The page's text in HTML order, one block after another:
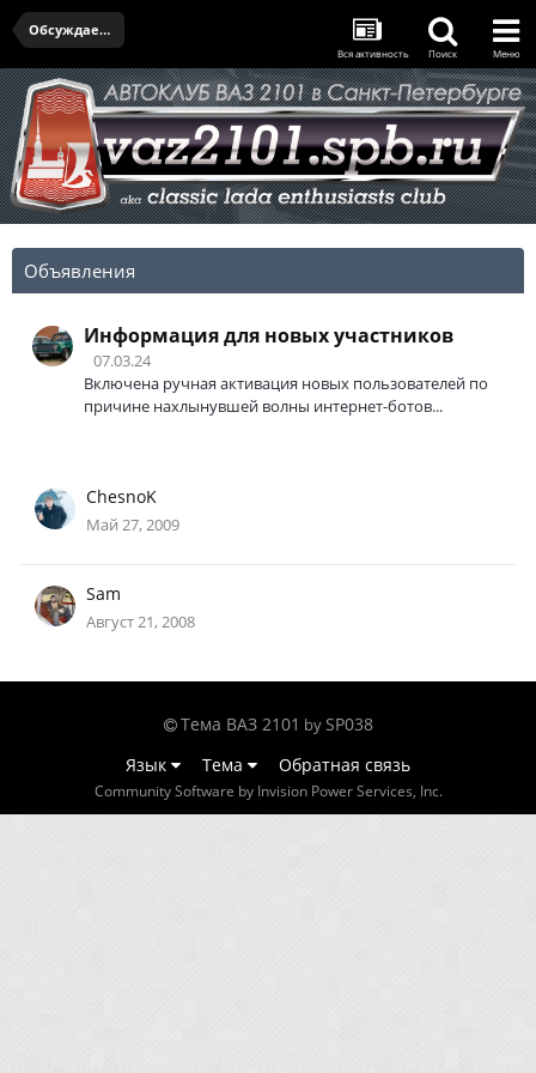
Обсуждаем доработку двигателя 2101
Вся активность Поиск Меню
Объявления
Информация для новых участников
07.03.24
Включена ручная активация новых пользователей по
причине нахлынувшей волны интернет-ботов...
ChesnoK
Май 27, 2009
Sam
Август 21, 2008
Тема ВАЗ 2101 by SP038
Язык
Тема Обратная связь
Community Software by Invision Power Services, Inc.